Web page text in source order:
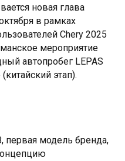
новая глава
в рамках
Chery 2025
мероприятие
автопробег LEPAS
этап).
первая модель бренда,